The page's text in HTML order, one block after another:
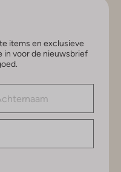
items en exclusieve
in voor de nieuwsbrief